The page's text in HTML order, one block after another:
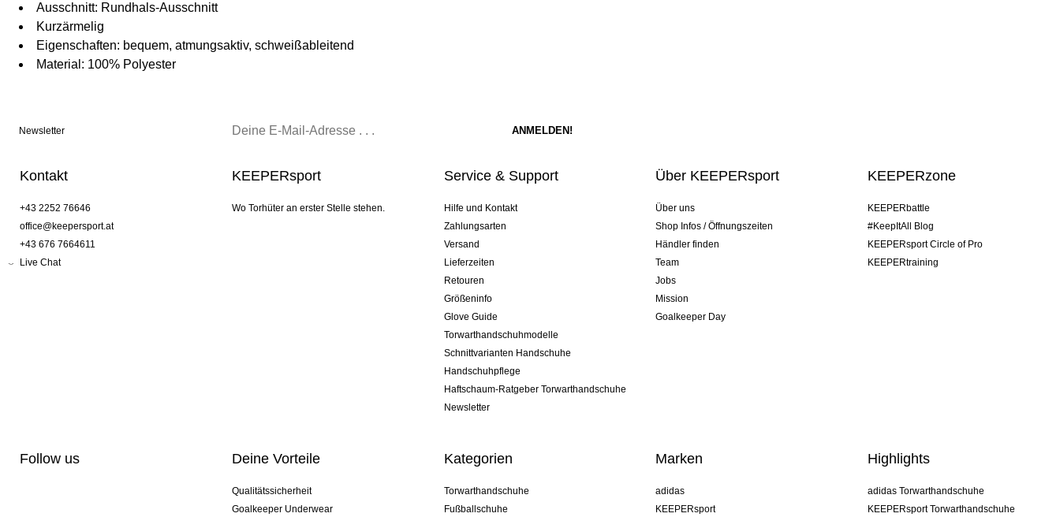
Ausschnitt: Rundhals-Ausschnitt
Kurzärmelig
Eigenschaften: bequem, atmungsaktiv, schweißableitend
Material: 100% Polyester
Newsletter
Kontakt
+43 2252 76646
office@keepersport.at
+43 676 7664611
Live Chat
KEEPERsport
Wo Torhüter an erster Stelle stehen.
Service & Support
Hilfe und Kontakt
Zahlungsarten
Versand
Lieferzeiten
Retouren
Größeninfo
Glove Guide
Torwarthandschuhmodelle
Schnittvarianten Handschuhe
Handschuhpflege
Haftschaum-Ratgeber Torwarthandschuhe
Newsletter
Über KEEPERsport
Über uns
Shop Infos / Öffnungszeiten
Händler finden
Team
Jobs
Mission
Goalkeeper Day
KEEPERzone
KEEPERbattle
#KeepItAll Blog
KEEPERsport Circle of Pro
KEEPERtraining
Follow us Deine Vorteile
Qualitätssicherheit
Goalkeeper Underwear
Kategorien
Torwarthandschuhe
Fußballschuhe
Marken
adidas
KEEPERsport
Highlights
adidas Torwarthandschuhe
KEEPERsport Torwarthandschuhe